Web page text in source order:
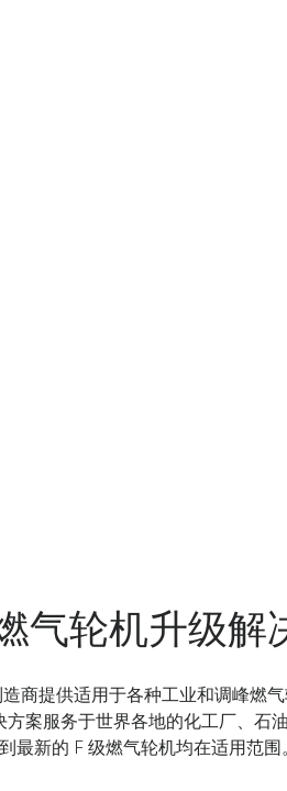
气轮机升级解
商提供适用于各种工业和调峰燃
案服务于世界各地的化工厂、石
最新的 F 级燃气轮机均在适用范围。